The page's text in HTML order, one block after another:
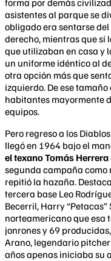
asistentes al parque se
obligado era sentarse
derecho, mientras que si
que utilizaban en casa y
un uniforme idéntico al
otra opción más que
izquierdo. De ese
habitantes mayormente
equipos.
Pero regreso a los
llegó en 1964 bajo el
el texano Tomás Herrera
segunda campaña como
repitió la hazaña.
tercera base Leo
Becerril, Harry
norteamericano que esa
jonrones y 69
Arano, legendario
años apenas iniciaba su